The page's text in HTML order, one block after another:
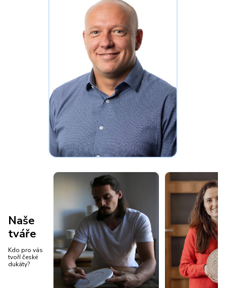
Naše
tváře
Kdo pro vás
tvoří české
dukáty?